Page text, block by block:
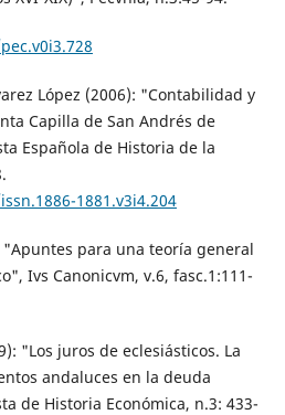
López (2006): "Contabilidad y
Capilla de San Andrés de
Española de Historia de la
1881.v3i4.204
"Apuntes para una teoría general
Ivs Canonicvm, v.6, fasc.1:111-
"Los juros de eclesiásticos. La
andaluces en la deuda
de Historia Económica, n.3: 433-